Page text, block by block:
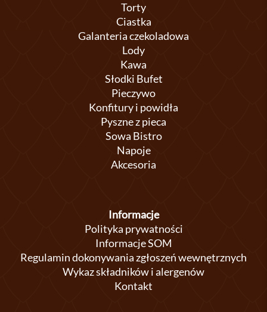
Torty
Ciastka
Galanteria czekoladowa
Lody
Kawa
Słodki Bufet
Pieczywo
Konfitury i powidła
Pyszne z pieca
Sowa Bistro
Napoje
Akcesoria
Informacje
Polityka prywatności
Informacje SOM
Regulamin dokonywania zgłoszeń wewnętrznych
Wykaz składników i alergenów
Kontakt